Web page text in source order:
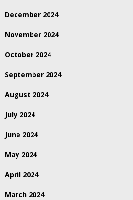
December 2024
November 2024
October 2024
September 2024
August 2024
July 2024
June 2024
May 2024
April 2024
March 2024